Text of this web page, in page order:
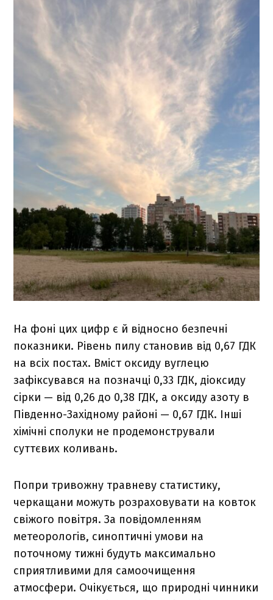
На фоні цих цифр є й відносно безпечні
показники. Рівень пилу становив від 0,67 ГДК
на всіх постах. Вміст оксиду вуглецю
зафіксувався на позначці 0,33 ГДК, діоксиду
сірки — від 0,26 до 0,38 ГДК, а оксиду азоту в
Південно-Західному районі — 0,67 ГДК. Інші
хімічні сполуки не продемонстрували
суттєвих коливань.
Попри тривожну травневу статистику,
черкащани можуть розраховувати на ковток
свіжого повітря. За повідомленням
метеорологів, синоптичні умови на
поточному тижні будуть максимально
сприятливими для самоочищення
атмосфери. Очікується, що природні чинники